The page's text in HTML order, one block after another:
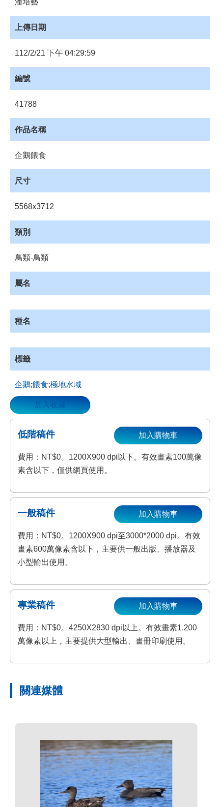
館
員
網
站
購
車
載
理
資
理
藏
上傳日期
112/2/21 下午 04:29:59
編號
41788
作品名稱
企鵝餵食
尺寸
5568x3712
類別
鳥類-鳥類
屬名
種名
標籤
企鵝;餵食;極地水域
加入收藏
低階稿件
費用：NT$0。1200X900 dpi以下。有效畫素100萬像
素含以下，僅供網頁使用。
加入購物車
一般稿件
費用：NT$0。1200X900 dpi至3000*2000 dpi。有效
畫素600萬像素含以下，主要供一般出版、播放器及
小型輸出使用。
加入購物車
專業稿件
費用：NT$0。4250X2830 dpi以上。有效畫素1,200
萬像素以上，主要提供大型輸出、畫冊印刷使用。
加入購物車
關連媒體